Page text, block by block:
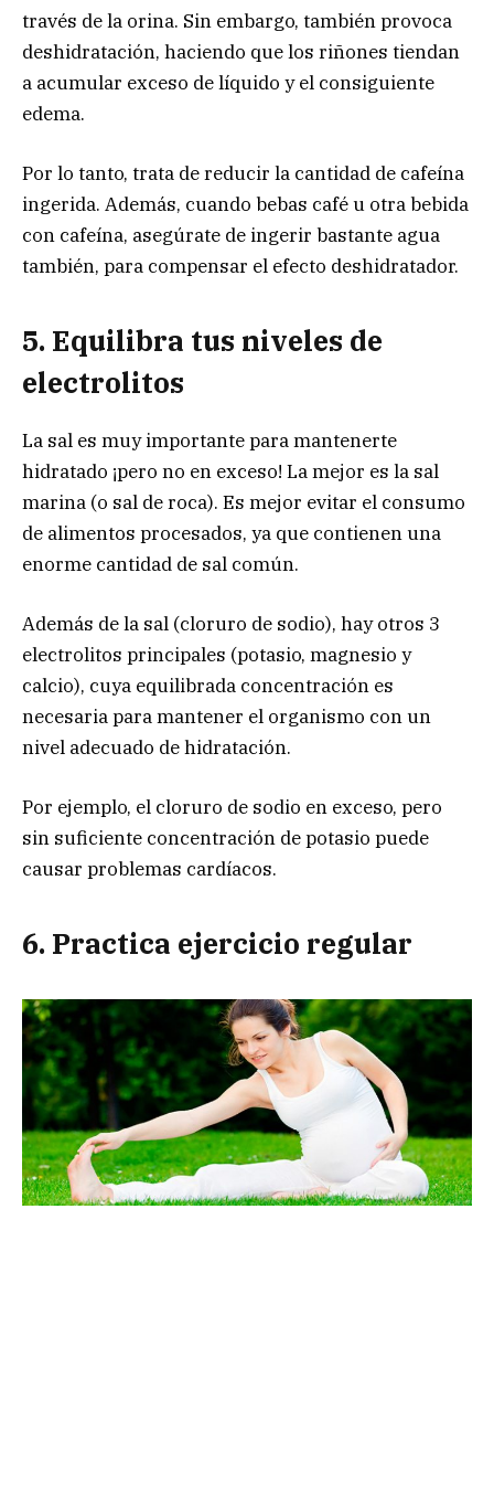
través de la orina. Sin embargo, también provoca
deshidratación, haciendo que los riñones tiendan
a acumular exceso de líquido y el consiguiente
edema.
Por lo tanto, trata de reducir la cantidad de cafeína
ingerida. Además, cuando bebas café u otra bebida
con cafeína, asegúrate de ingerir bastante agua
también, para compensar el efecto deshidratador.
5. Equilibra tus niveles de
electrolitos
La sal es muy importante para mantenerte
hidratado ¡pero no en exceso! La mejor es la sal
marina (o sal de roca). Es mejor evitar el consumo
de alimentos procesados, ya que contienen una
enorme cantidad de sal común.
Además de la sal (cloruro de sodio), hay otros 3
electrolitos principales (potasio, magnesio y
calcio), cuya equilibrada concentración es
necesaria para mantener el organismo con un
nivel adecuado de hidratación.
Por ejemplo, el cloruro de sodio en exceso, pero
sin suficiente concentración de potasio puede
causar problemas cardíacos.
6. Practica ejercicio regular